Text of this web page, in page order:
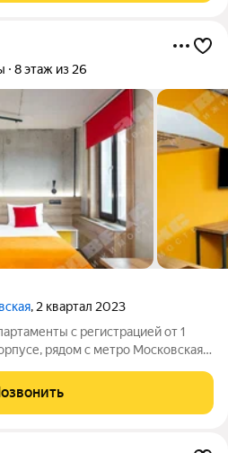
8 этаж из 26
, 2 квартал 2023
с регистрацией от 1
рядом с метро Московская и
до центра Санкт-